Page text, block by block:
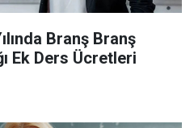
Branş Branş
Ek Ders Ücretleri